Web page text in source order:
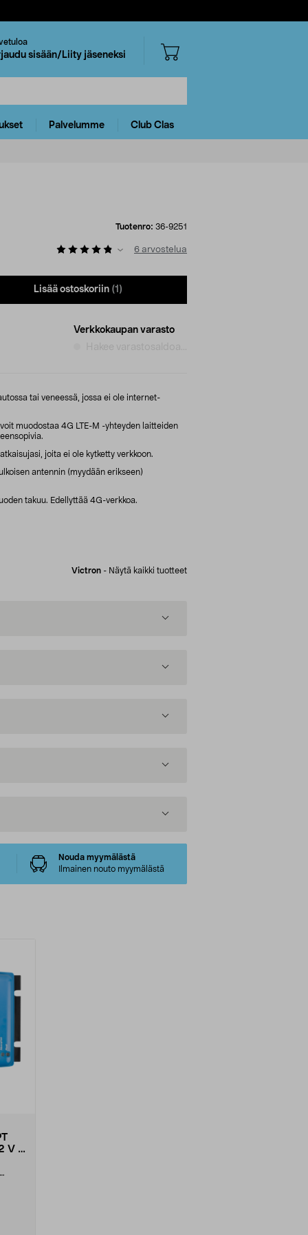
sisään/Liity jäseneksi
Palvelumme Club Clas
Tuotenro: 36-9251
6 arvostelua
Lisää ostoskoriin (1)
Verkkokaupan varasto
Hakee varastosaldoa...
tai veneessä, jossa ei ole internet-
muodostaa 4G LTE-M -yhteyden laitteiden
joita ei ole kytketty verkkoon.
antennin (myydään erikseen)
takuu. Edellyttää 4G-verkkoa.
Victron - Näytä kaikki tuotteet
Nouda myymälästä
Ilmainen nouto myymälästä
V /